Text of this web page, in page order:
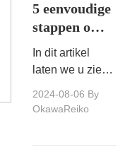
delen van uw
Tiktok -video's.
5 eenvoudige
stappen om
Tiktok -
video's te
naar mp3
In dit artikel
laten we u zien
video's kunt
2024-08-06 By
OkawaReiko